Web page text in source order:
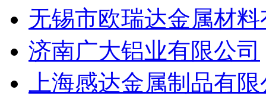
无锡市欧瑞达金属材
济南广大铝业有限公司
上海感达金属制品有